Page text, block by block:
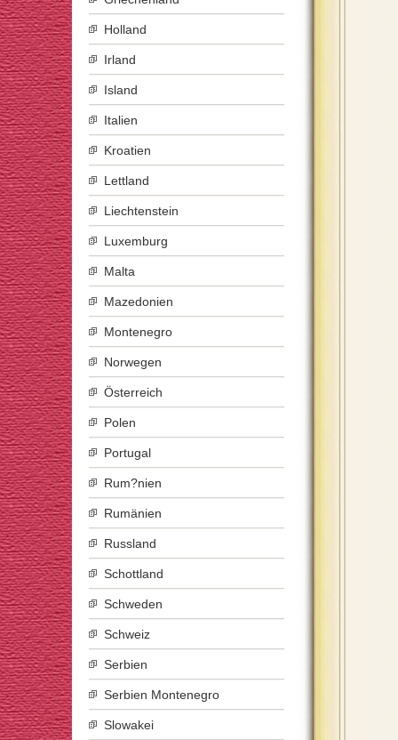
Holland
Irland
Island
Italien
Kroatien
Lettland
Liechtenstein
Luxemburg
Malta
Mazedonien
Montenegro
Norwegen
Österreich
Polen
Portugal
Rum?nien
Rumänien
Russland
Schottland
Schweden
Schweiz
Serbien
Serbien Montenegro
Slowakei